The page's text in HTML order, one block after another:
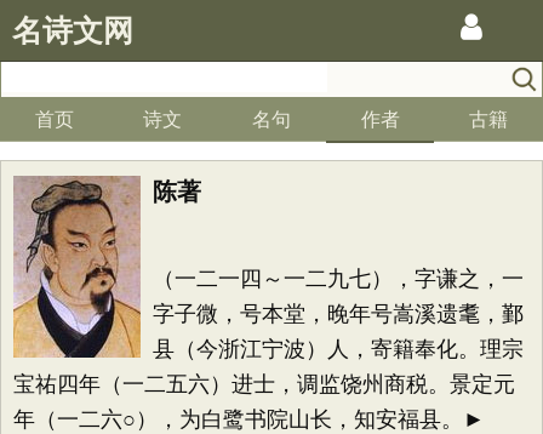
名诗文网
首页 诗文 名句 作者 古籍
陈著
（一二一四～一二九七），字谦之，一
字子微，号本堂，晚年号嵩溪遗耄，鄞
县（今浙江宁波）人，寄籍奉化。理宗
宝祐四年（一二五六）进士，调监饶州商税。景定元
年（一二六○），为白鹭书院山长，知安福县。►